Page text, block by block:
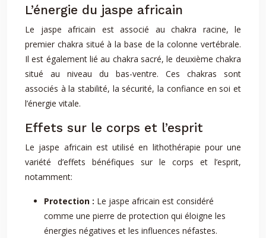
L’énergie du jaspe africain
Le jaspe africain est associé au chakra racine, le
premier chakra situé à la base de la colonne vertébrale.
Il est également lié au chakra sacré, le deuxième chakra
situé au niveau du bas-ventre. Ces chakras sont
associés à la stabilité, la sécurité, la confiance en soi et
l’énergie vitale.
Effets sur le corps et l’esprit
Le jaspe africain est utilisé en lithothérapie pour une
variété d’effets bénéfiques sur le corps et l’esprit,
notamment:
Protection : Le jaspe africain est considéré
comme une pierre de protection qui éloigne les
énergies négatives et les influences néfastes.